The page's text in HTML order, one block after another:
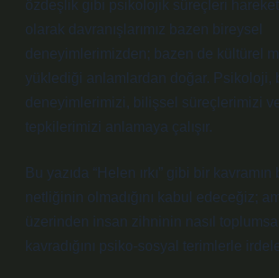
özdeşlik gibi psikolojik süreçleri
olarak davranışlarımız bazen bireysel
deneyimlerimizden; bazen de kültürel
yüklediği anlamlardan doğar. Psikoloji,
deneyimlerimizi, bilişsel süreçlerimizi
tepkilerimizi anlamaya çalışır.
Bu yazıda “Helen ırkı” gibi bir kavramın
netliğinin olmadığını kabul edeceğiz;
üzerinden insan zihninin nasıl
kavradığını psiko‑sosyal terimlerle